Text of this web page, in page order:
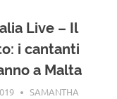
Live – Il
i cantanti
a Malta
SAMANTHA